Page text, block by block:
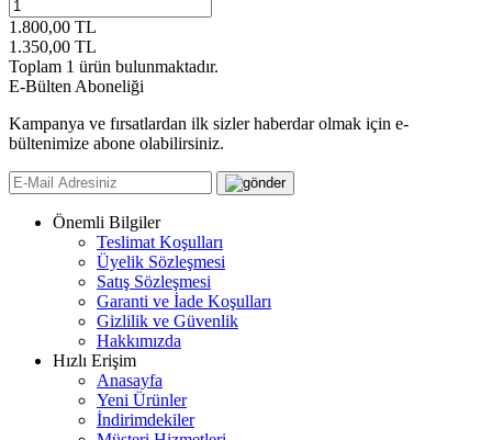
1.800,00 TL
1.350,00 TL
Toplam 1 ürün bulunmaktadır.
E-Bülten Aboneliği
Kampanya ve fırsatlardan ilk sizler haberdar olmak için e-
bültenimize abone olabilirsiniz.
Önemli Bilgiler
Teslimat Koşulları
Üyelik Sözleşmesi
Satış Sözleşmesi
Garanti ve İade Koşulları
Gizlilik ve Güvenlik
Hakkımızda
Hızlı Erişim
Anasayfa
Yeni Ürünler
İndirimdekiler